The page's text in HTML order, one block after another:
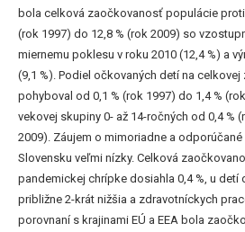
bola celková zaočkovanosť populácie
(rok 1997) do 12,8 % (rok 2009) so
miernemu poklesu v roku 2010 (12,4 %) a
(9,1 %). Podiel očkovaných detí na
pohyboval od 0,1 % (rok 1997) do 1,4 %
vekovej skupiny 0- až 14-ročných od 0,4 %
2009). Záujem o mimoriadne a
Slovensku veľmi nízky. Celková
pandemickej chrípke dosiahla 0,4 %, u detí
približne 2-krát nižšia a zdravotníckych
porovnaní s krajinami EÚ a EEA bola